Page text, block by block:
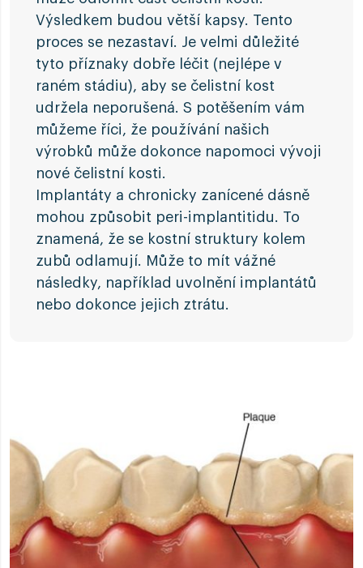
Výsledkem budou větší kapsy. Tento
proces se nezastaví. Je velmi důležité
tyto příznaky dobře léčit (nejlépe v
raném stádiu), aby se čelistní kost
udržela neporušená. S potěšením vám
můžeme říci, že používání našich
výrobků může dokonce napomoci vývoji
nové čelistní kosti.
Implantáty a chronicky zanícené dásně
mohou způsobit peri-implantitidu. To
znamená, že se kostní struktury kolem
zubů odlamují. Může to mít vážné
následky, například uvolnění implantátů
nebo dokonce jejich ztrátu.